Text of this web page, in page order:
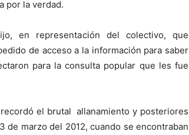
por la verdad.
en representación del colectivo, que
de acceso a la información para saber
para la consulta popular que les fue
el brutal allanamiento y posteriores
marzo del 2012, cuando se encontraban